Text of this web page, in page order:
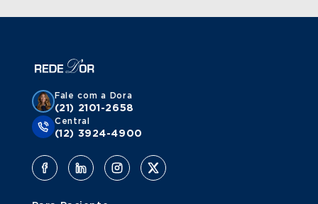
Fale com a Dora
(21) 2101-2658
Central
(12) 3924-4900